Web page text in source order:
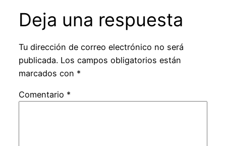
Deja una respuesta
Tu dirección de correo electrónico no será
publicada. Los campos obligatorios están
marcados con *
Comentario *